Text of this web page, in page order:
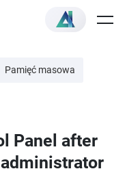
Pamięć masowa
Panel after
administrator